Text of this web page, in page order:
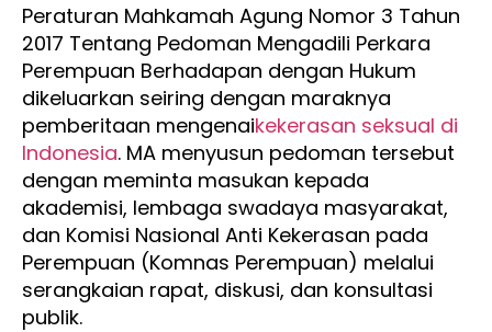
Peraturan Mahkamah Agung Nomor 3 Tahun
2017 Tentang Pedoman Mengadili Perkara
Perempuan Berhadapan dengan Hukum
dikeluarkan seiring dengan maraknya
pemberitaan mengenaikekerasan seksual di
Indonesia. MA menyusun pedoman tersebut
dengan meminta masukan kepada
akademisi, lembaga swadaya masyarakat,
dan Komisi Nasional Anti Kekerasan pada
Perempuan (Komnas Perempuan) melalui
serangkaian rapat, diskusi, dan konsultasi
publik.